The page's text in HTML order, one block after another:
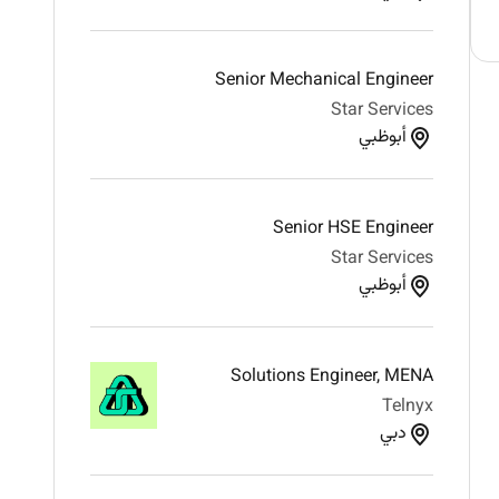
Senior Mechanical Engineer
Star Services
أبوظبي
Senior HSE Engineer
Star Services
أبوظبي
Solutions Engineer, MENA
Telnyx
دبي